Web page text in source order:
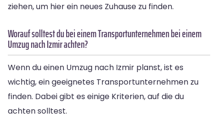
ziehen, um hier ein neues Zuhause zu finden.
Worauf solltest du bei einem Transportunternehmen bei einem
Umzug nach Izmir achten?
Wenn du einen Umzug nach Izmir planst, ist es
wichtig, ein geeignetes Transportunternehmen zu
finden. Dabei gibt es einige Kriterien, auf die du
achten solltest.